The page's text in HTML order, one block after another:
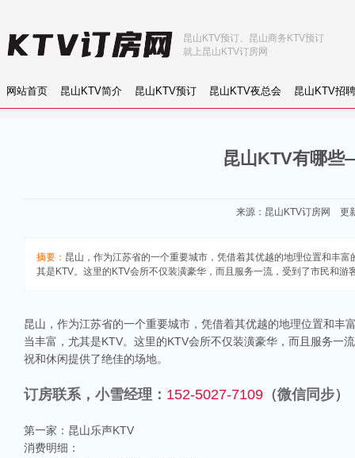
网站首页 昆山KTV简介 昆山KTV预订 昆山KTV夜总会 昆山KTV招聘
昆山KTV预订、昆山商务KTV预订
就上昆山KTV订房网
昆山KTV有哪
来源： 昆山KTV订房网 更
摘要： 昆山，作为江苏省的一个重要城市，凭借着其优越的地理位置和丰
其是KTV。这里的KTV会所不仅装潢豪华，而且服务一流，受到了市民和
昆山，作为江苏省的一个重要城市，凭借着其优越的地理位置和
当丰富，尤其是KTV。这里的KTV会所不仅装潢豪华，而且服务一
祝和休闲提供了绝佳的场地。
订房联系，小雪经理： 152-5027-7109 （微信同步）
第一家：昆山乐声KTV
消费明细：